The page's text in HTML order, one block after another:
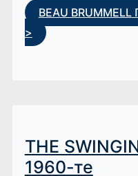
BEAU BRUMMELL
>
THE
1960-те